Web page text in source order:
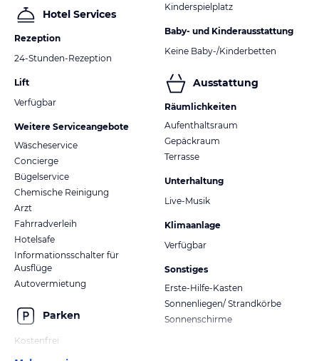
Hotel Services
Rezeption
24-Stunden-Rezeption
Lift
Verfügbar
Weitere Serviceangebote
Wäscheservice
Concierge
Bügelservice
Chemische Reinigung
Arzt
Fahrradverleih
Hotelsafe
Informationsschalter für
Ausflüge
Autovermietung
Parken
Kostenfrei
Kinderspielplatz
Baby- und Kinderausstattung
Keine Baby-/Kinderbetten
Ausstattung
Räumlichkeiten
Aufenthaltsraum
Gepäckraum
Terrasse
Unterhaltung
Live-Musik
Klimaanlage
Verfügbar
Sonstiges
Erste-Hilfe-Kasten
Sonnenliegen/ Strandkörbe
Sonnenschirme